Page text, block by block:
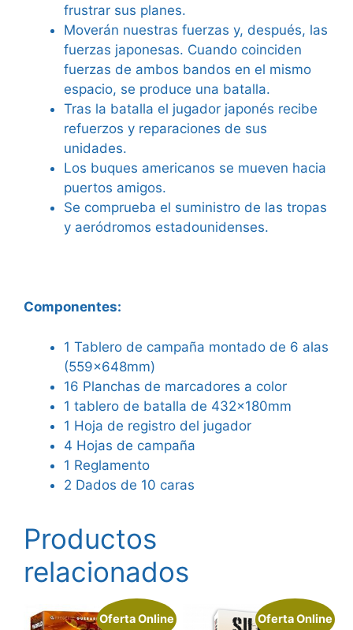
frustrar sus planes.
Moverán nuestras fuerzas y, después, las
fuerzas japonesas. Cuando coinciden
fuerzas de ambos bandos en el mismo
espacio, se produce una batalla.
Tras la batalla el jugador japonés recibe
refuerzos y reparaciones de sus
unidades.
Los buques americanos se mueven hacia
puertos amigos.
Se comprueba el suministro de las tropas
y aeródromos estadounidenses.
Componentes:
1 Tablero de campaña montado de 6 alas
(559x648mm)
16 Planchas de marcadores a color
1 tablero de batalla de 432x180mm
1 Hoja de registro del jugador
4 Hojas de campaña
1 Reglamento
2 Dados de 10 caras
Productos
relacionados
Oferta Online Oferta Online